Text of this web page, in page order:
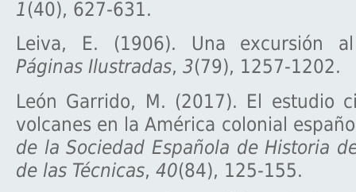
1(40), 627-631.
Leiva, E. (1906). Una excursión al
Páginas Ilustradas, 3(79), 1257-1202.
León Garrido, M. (2017). El estudio
volcanes en la América colonial
de la Sociedad Española de Historia
de las Técnicas, 40(84), 125-155.